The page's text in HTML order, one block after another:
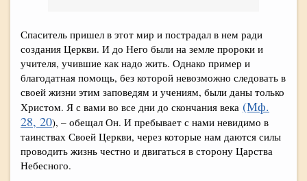
Спаситель пришел в этот мир и пострадал в нем ради
создания Церкви. И до Него были на земле пророки и
учителя, учившие как надо жить. Однако пример и
благодатная помощь, без которой невозможно следовать в
своей жизни этим заповедям и учениям, были даны только
Христом. Я с вами во все дни до скончания века (Мф.
28, 20), – обещал Он. И пребывает с нами невидимо в
таинствах Своей Церкви, через которые нам даются силы
проводить жизнь честно и двигаться в сторону Царства
Небесного.